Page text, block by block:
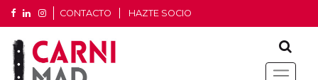
CONTACTO HAZTE SOCIO